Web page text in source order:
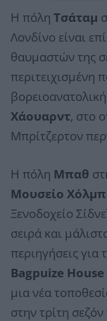
Η πόλη Τσάταμ
Λονδίνο είναι
θαυμαστών της
περιτειχισμένη
Χάουαρντ, στο
Μπρίτζερτον
Η πόλη Μπαθ
Μουσείο
Ξενοδοχείο
σειρά και
περιηγήσεις
Bagpuize
μια νέα
στην τρίτη σεζόν